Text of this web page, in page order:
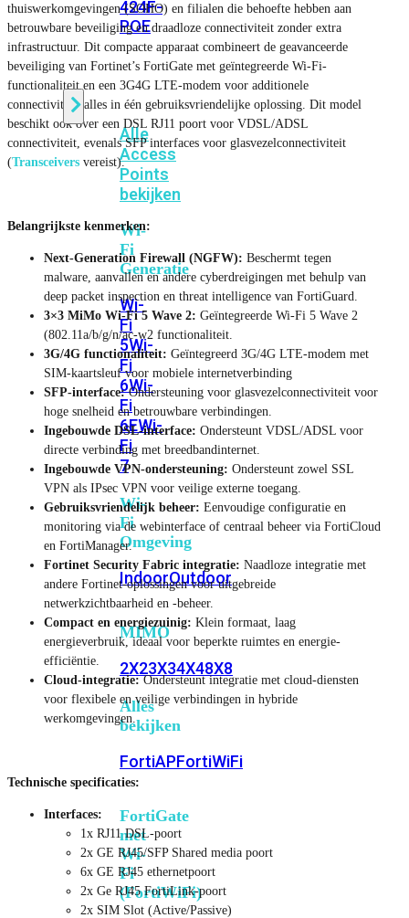
424F-
POE
WiFi
Alle
Access
Points
bekijken
Wi-
Fi
Generatie
Wi-
Fi
5Wi-
Fi
6Wi-
Fi
6EWi-
Fi
7
Wi-
Fi
Omgeving
IndoorOutdoor
MIMO
2X23X34X48X8
Alles
bekijken
FortiAPFortiWiFi
FortiGate
met
Wi-
Fi
(FortiWiFi)
thuiswerkomgevingen (SOHO) en filialen die behoefte hebben aan
betrouwbare beveiliging en draadloze connectiviteit zonder extra
infrastructuur. Dit compacte apparaat combineert de geavanceerde
beveiliging van Fortinet’s FortiGate met geïntegreerde Wi-Fi-
functionaliteit en een 3G4G LTE-modem voor additionele
connectiviteit; alles in één gebruiksvriendelijke oplossing. Dit model
beschikt ook over een DSL RJ11 poort voor VDSL/ADSL
connectiviteit, evenals SFP interfaces voor glasvezelconnectiviteit
(Transceivers vereist).
Belangrijkste kenmerken:
Next-Generation Firewall (NGFW): Beschermt tegen
malware, aanvallen en andere cyberdreigingen met behulp van
deep packet inspection en threat intelligence van FortiGuard.
3×3 MiMo Wi-Fi 5 Wave 2: Geïntegreerde Wi-Fi 5 Wave 2
(802.11a/b/g/n/ac-w2 functionaliteit.
3G/4G functionaliteit: Geïntegreerd 3G/4G LTE-modem met
SIM-kaartsleuf voor mobiele internetverbinding
SFP-interface:Ondersteuning voor glasvezelconnectiviteit voor
hoge snelheid en betrouwbare verbindingen.
Ingebouwde DSL-interface: Ondersteunt VDSL/ADSL voor
directe verbinding met breedbandinternet.
Ingebouwde VPN-ondersteuning: Ondersteunt zowel SSL
VPN als IPsec VPN voor veilige externe toegang.
Gebruiksvriendelijk beheer: Eenvoudige configuratie en
monitoring via de webinterface of centraal beheer via FortiCloud
en FortiManager.
Fortinet Security Fabric integratie: Naadloze integratie met
andere Fortinet-oplossingen voor uitgebreide
netwerkzichtbaarheid en -beheer.
Compact en energiezuinig: Klein formaat, laag
energieverbruik, ideaal voor beperkte ruimtes en energie-
efficiëntie.
Cloud-integratie:Ondersteunt integratie met cloud-diensten
voor flexibele en veilige verbindingen in hybride
werkomgevingen.
Technische specificaties:
Interfaces:
1x RJ11 DSL-poort
2x GE RJ45/SFP Shared media poort
6x GE RJ45 ethernetpoort
2x Ge RJ45 FortiLink-poort
2x SIM Slot (Active/Passive)